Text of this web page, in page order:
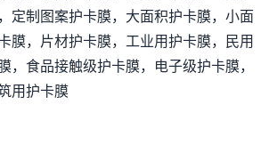
定制图案护卡膜，大面积护卡膜，小面
膜，片材护卡膜，工业用护卡膜，民用
，食品接触级护卡膜，电子级护卡膜，
用护卡膜